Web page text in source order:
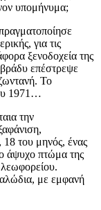
υπομήνυμα;
για τις
ξενοδοχεία της
επέστρεψε
Το
1971…
την
18 του μηνός, ένας
άψυχο πτώμα της
με εμφανή